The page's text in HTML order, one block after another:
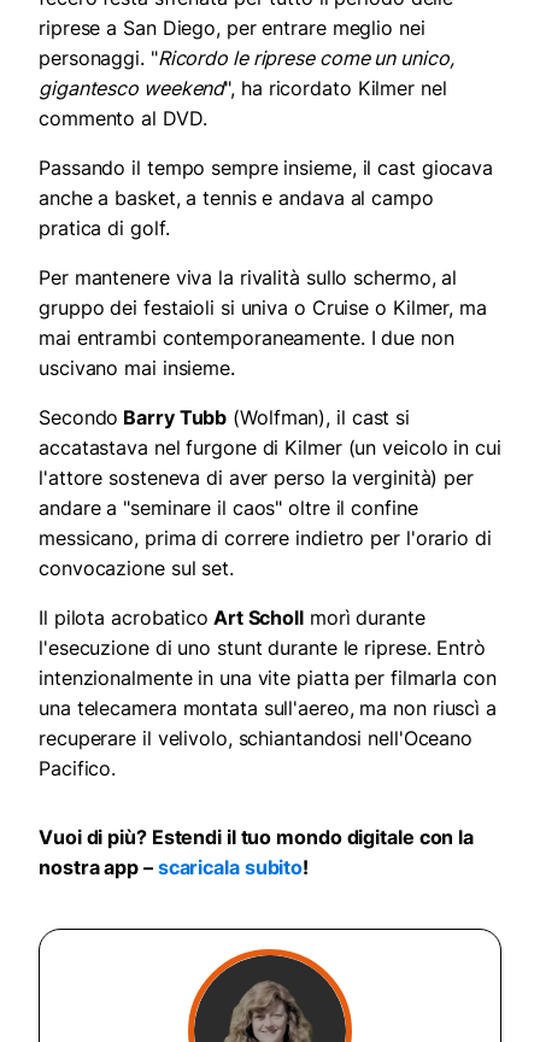
riprese a San Diego, per entrare meglio nei
personaggi. "Ricordo le riprese come un unico,
gigantesco weekend", ha ricordato Kilmer nel
commento al DVD.
Passando il tempo sempre insieme, il cast giocava
anche a basket, a tennis e andava al campo
pratica di golf.
Per mantenere viva la rivalità sullo schermo, al
gruppo dei festaioli si univa o Cruise o Kilmer, ma
mai entrambi contemporaneamente. I due non
uscivano mai insieme.
Secondo Barry Tubb (Wolfman), il cast si
accatastava nel furgone di Kilmer (un veicolo in cui
l'attore sosteneva di aver perso la verginità) per
andare a "seminare il caos" oltre il confine
messicano, prima di correre indietro per l'orario di
convocazione sul set.
Il pilota acrobatico Art Schollmorì durante
l'esecuzione di uno stunt durante le riprese. Entrò
intenzionalmente in una vite piatta per filmarla con
una telecamera montata sull'aereo, ma non riuscì a
recuperare il velivolo, schiantandosi nell'Oceano
Pacifico.
Vuoi di più? Estendi il tuo mondo digitale con la
nostra app – scaricala subito!